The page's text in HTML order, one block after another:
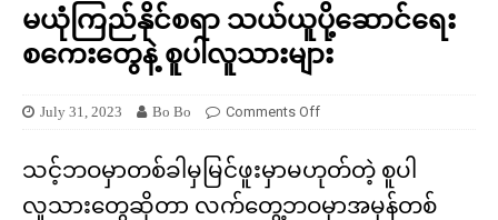
မယုံကြည်နိုင်စရာ သယ်ယူပို့ဆောင်ရေး
စကေးတွေနဲ့ စူပါလူသားများ
July 31, 2023 Bo Bo Comments Off
သင့်ဘဝမှာတစ်ခါမှမြင်ဖူးမှာမဟုတ်တဲ့ စူပါ
လူသားတွေဆိုတာ လက်တွေ့ဘဝမှာအမှန်တစ်